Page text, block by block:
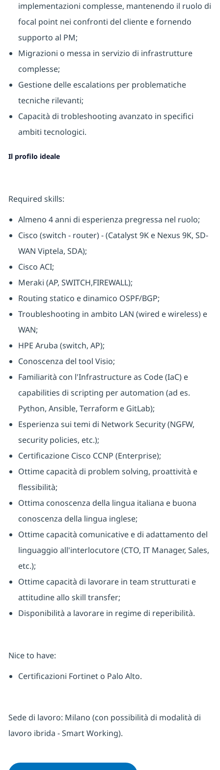
implementazioni complesse, mantenendo il ruolo di
focal point nei confronti del cliente e fornendo
supporto al PM;
Migrazioni o messa in servizio di infrastrutture
complesse;
Gestione delle escalations per problematiche
tecniche rilevanti;
Capacità di trobleshooting avanzato in specifici
ambiti tecnologici.
Il profilo ideale
Required skills:
Almeno 4 anni di esperienza pregressa nel ruolo;
Cisco (switch - router) - (Catalyst 9K e Nexus 9K, SD-
WAN Viptela, SDA);
Cisco ACI;
Meraki (AP, SWITCH,FIREWALL);
Routing statico e dinamico OSPF/BGP;
Troubleshooting in ambito LAN (wired e wireless) e
WAN;
HPE Aruba (switch, AP);
Conoscenza del tool Visio;
Familiarità con l'Infrastructure as Code (IaC) e
capabilities di scripting per automation (ad es.
Python, Ansible, Terraform e GitLab);
Esperienza sui temi di Network Security (NGFW,
security policies, etc.);
Certificazione Cisco CCNP (Enterprise);
Ottime capacità di problem solving, proattività e
flessibilità;
Ottima conoscenza della lingua italiana e buona
conoscenza della lingua inglese;
Ottime capacità comunicative e di adattamento del
linguaggio all'interlocutore (CTO, IT Manager, Sales,
etc.);
Ottime capacità di lavorare in team strutturati e
attitudine allo skill transfer;
Disponibilità a lavorare in regime di reperibilità.
Nice to have:
Certificazioni Fortinet o Palo Alto.
Sede di lavoro: Milano (con possibilità di modalità di
lavoro ibrida - Smart Working).